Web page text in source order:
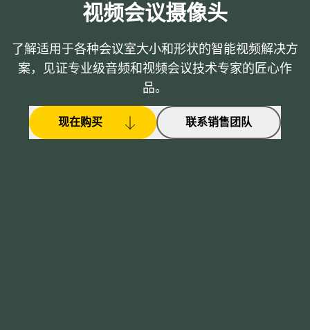
视频会议摄像头
了解适用于各种会议室大小和形状的智能视频解决方
案，见证专业级音频和视频会议技术专家的匠心作
品。
现在购买 联系销售团队